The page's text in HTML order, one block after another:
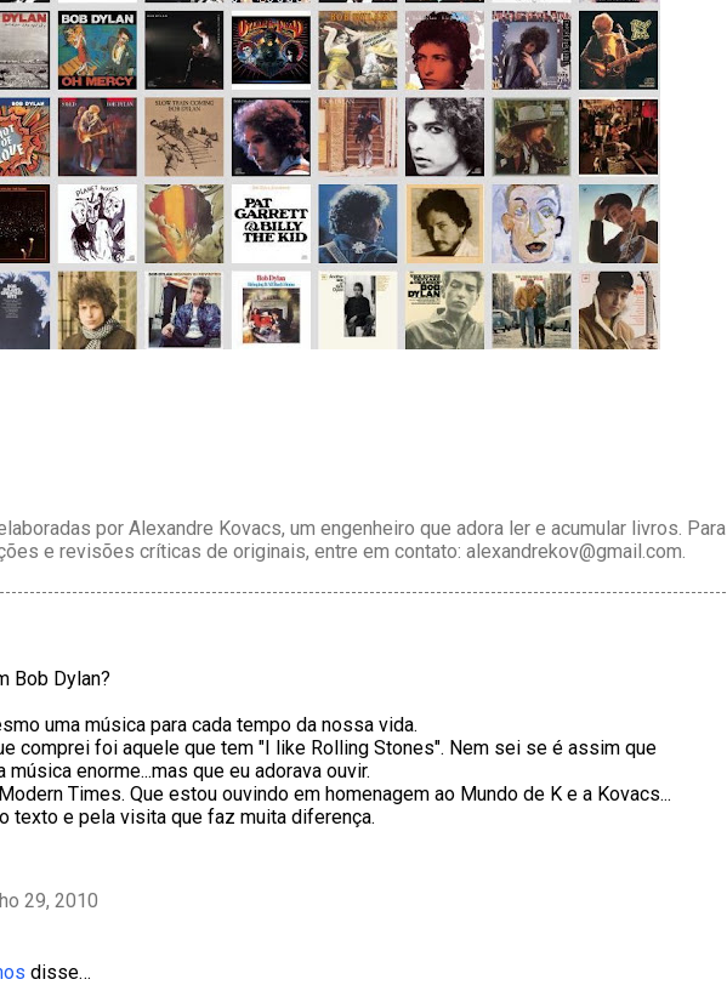
por Alexandre Kovacs, um engenheiro que adora ler e acumular livros. Para
e revisões críticas de originais, entre em contato: alexandrekov@gmail.com.
Bob Dylan?
uma música para cada tempo da nossa vida.
comprei foi aquele que tem "I like Rolling Stones". Nem sei se é assim que
música enorme...mas que eu adorava ouvir.
Times. Que estou ouvindo em homenagem ao Mundo de K e a Kovacs...
texto e pela visita que faz muita diferença.
29, 2010
disse…